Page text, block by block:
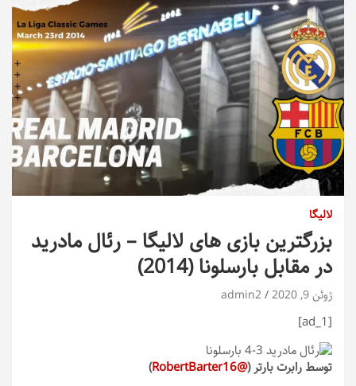
لالیگا
بزرگترین بازی های لالیگا – رئال مادرید
در مقابل بارسلونا (2014)
ژوئن 9, 2020 admin2
[ad_1]
توسط رابرت بارتر (@RobertBarter16
)